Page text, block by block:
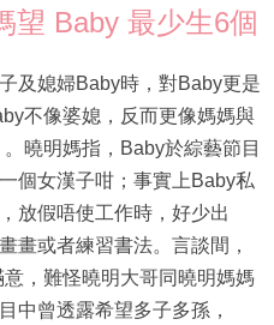
望 Baby 最少生6個
及媳婦Baby時，對Baby更是
不像婆媳，反而更像媽媽與
曉明媽指，Baby於綜藝節目
個女漢子咁；事實上Baby私
放假唔使工作時，好少出
畫或者練習書法。言談間，
，難怪曉明大哥同曉明媽媽
中曾透露希望多子多孫，